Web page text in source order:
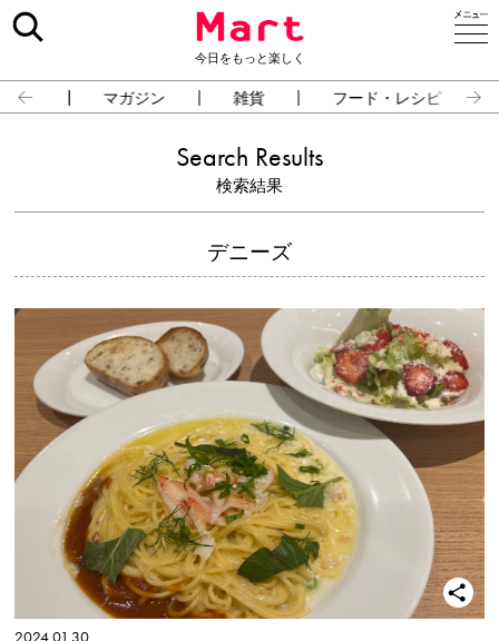
今日をもっと楽しく
占い マガジン 雑貨 フード・レシピ
Search Results
検索結果
デニーズ
2024.01.30